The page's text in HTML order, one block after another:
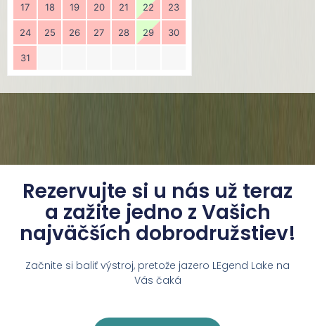
17 18 19 20 21 22 23
24 25 26 27 28 29 30
31
Rezervujte si u nás už teraz
a zažite jedno z Vašich
najväčších dobrodružstiev!
Začnite si baliť výstroj, pretože jazero LEgend Lake na
Vás čaká